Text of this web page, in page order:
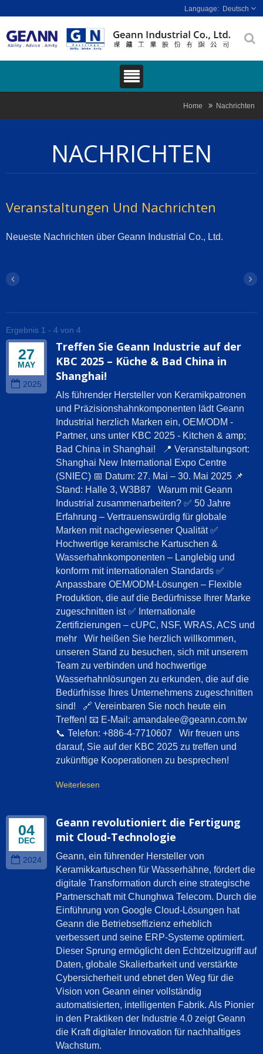
Deutsch
Home Nachrichten
NACHRICHTEN
Veranstaltungen Und Nachrichten
Neueste Nachrichten über Geann Industrial Co., Ltd.
Ergebnis 1 - 4 von 4
27
MAY
2025
Treffen Sie Geann Industrie auf der
KBC 2025 – Küche & Bad China in
Shanghai!
Als führender Hersteller von Keramikpatronen
und Präzisionshahnkomponenten lädt Geann
Industrial herzlich Marken ein, OEM/ODM -
Partner, uns unter KBC 2025 - Kitchen & amp;
Bad China in Shanghai! 📍 Veranstaltungsort:
Shanghai New International Expo Centre
(SNIEC) 📅 Datum: 27. Mai – 30. Mai 2025 📌
Stand: Halle 3, W3B87 Warum mit Geann
Industrial zusammenarbeiten? ✅ 50 Jahre
Erfahrung – Vertrauenswürdig für globale
Marken mit nachgewiesener Qualität ✅
Hochwertige keramische Kartuschen &
Wasserhahnkomponenten – Langlebig und
konform mit internationalen Standards ✅
Anpassbare OEM/ODM-Lösungen – Flexible
Produktion, die auf die Bedürfnisse Ihrer Marke
zugeschnitten ist ✅ Internationale
Zertifizierungen – cUPC, NSF, WRAS, ACS und
mehr Wir heißen Sie herzlich willkommen,
unseren Stand zu besuchen, sich mit unserem
Team zu verbinden und hochwertige
Wasserhahnlösungen zu erkunden, die auf die
Bedürfnisse Ihres Unternehmens zugeschnitten
sind! 🔗 Vereinbaren Sie noch heute ein
Treffen! 📧 E-Mail: amandalee@geann.com.tw
📞 Telefon: +886-4-7710607 Wir freuen uns
darauf, Sie auf der KBC 2025 zu treffen und
zukünftige Kooperationen zu besprechen!
Weiterlesen
04
DEC
2024
Geann revolutioniert die Fertigung
mit Cloud-Technologie
Geann, ein führender Hersteller von
Keramikkartuschen für Wasserhähne, fördert die
digitale Transformation durch eine strategische
Partnerschaft mit Chunghwa Telecom. Durch die
Einführung von Google Cloud-Lösungen hat
Geann die Betriebseffizienz erheblich
verbessert und seine ERP-Systeme optimiert.
Dieser Sprung ermöglicht den Echtzeitzugriff auf
Daten, globale Skalierbarkeit und verstärkte
Cybersicherheit und ebnet den Weg für die
Vision von Geann einer vollständig
automatisierten, intelligenten Fabrik. Als Pionier
in den Praktiken der Industrie 4.0 zeigt Geann
die Kraft digitaler Innovation für nachhaltiges
Wachstum.